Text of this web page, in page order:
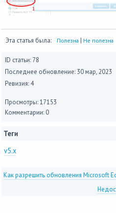
Эта статья была: Полезна | Не полезна
ID статьи: 78
Последнее обновление: 30 мар, 2023
Ревизия: 4
Просмотры: 17153
Комментарии: 0
Теги
v5.x
Как разрешить обновления Microsoft